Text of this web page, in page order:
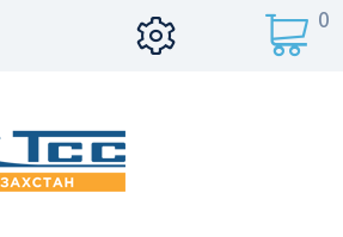
0